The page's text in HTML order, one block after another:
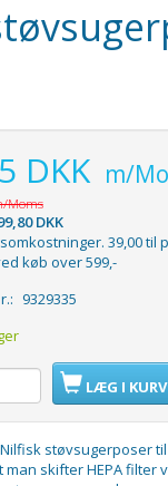
DKK m/
Moms
DKK
39,00 til
køb over 599,-
9329335
LÆG I KURV
støvsugerposer til
skifter HEPA filter